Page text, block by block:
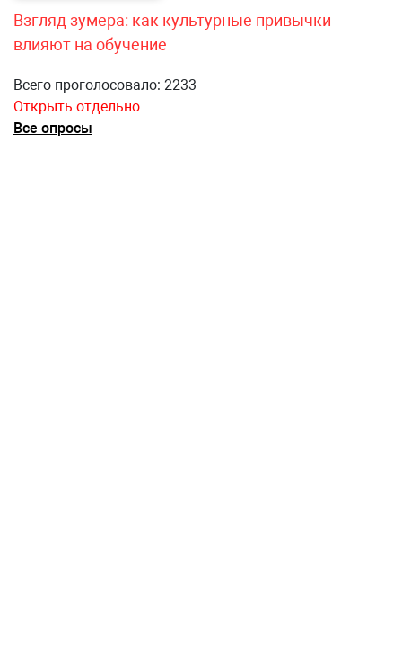
Взгляд зумера: как культурные привычки
влияют на обучение
Всего проголосовало: 2233
Открыть отдельно
Все опросы